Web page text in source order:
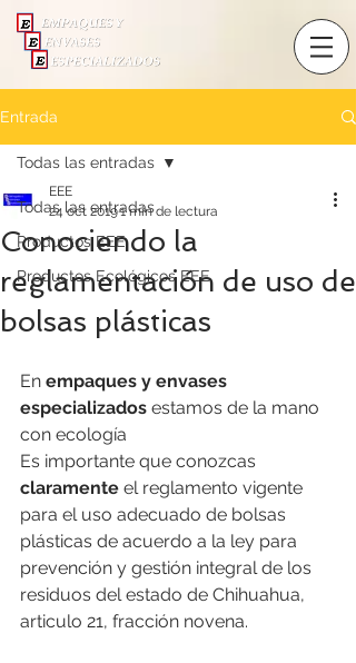
Entrada
Todas las entradas
Productos EEE
Productos Ecológicos EEE
Todas las entradas
Conociendo la
reglamentación de uso de
bolsas plásticas
EEE
24 oct 20191 min de lectura
En empaques y envases
especializados estamos de la mano
con ecología
Es importante que conozcas
claramente el reglamento vigente
para el uso adecuado de bolsas
plásticas de acuerdo a la ley para
prevención y gestión integral de los
residuos del estado de Chihuahua,
articulo 21, fracción novena.